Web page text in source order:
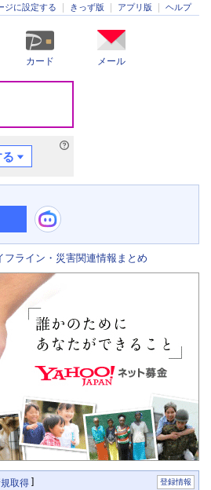
ジに設定する きっず版 アプリ版 ヘルプ
カード メール
フライン・災害関連情報まとめ
規取得 登録情報